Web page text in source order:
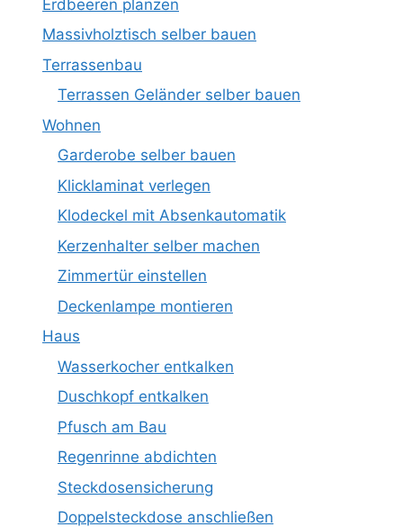
Erdbeeren planzen
Massivholztisch selber bauen
Terrassenbau
Terrassen Geländer selber bauen
Wohnen
Garderobe selber bauen
Klicklaminat verlegen
Klodeckel mit Absenkautomatik
Kerzenhalter selber machen
Zimmertür einstellen
Deckenlampe montieren
Haus
Wasserkocher entkalken
Duschkopf entkalken
Pfusch am Bau
Regenrinne abdichten
Steckdosensicherung
Doppelsteckdose anschließen